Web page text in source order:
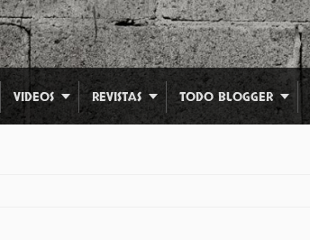
VIDEOS REVISTAS TODO BLOGGER